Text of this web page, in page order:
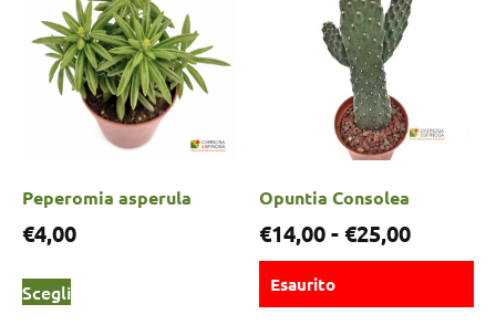
Peperomia asperula
€4,00
Scegli
Opuntia Consolea
€14,00- €25,00
Esaurito